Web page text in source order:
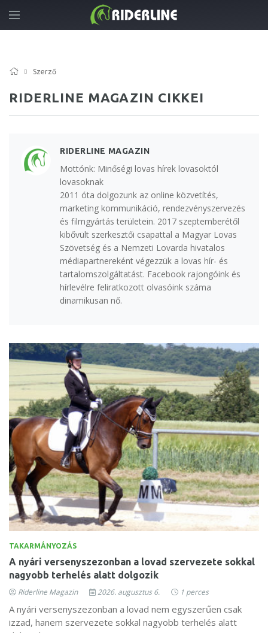
Szerző
RIDERLINE MAGAZIN CIKKEI
RIDERLINE MAGAZIN
Mottónk: Minőségi lovas hírek lovasoktól
lovasoknak
2011 óta dolgozunk az online közvetítés,
marketing kommunikáció, rendezvényszervezés
és filmgyártás területein. 2017 szeptemberétől
kibővült szerkesztői csapattal a Magyar Lovas
Szövetség és a Nemzeti Lovarda hivatalos
médiapartnereként végezzük a lovas hír- és
tartalomszolgáltatást. Facebook rajongóink és
hírlevélre feliratkozott olvasóink száma
dinamikusan nő.
TAKARMÁNYOZÁS
A nyári versenyszezonban a lovad szervezete sokkal
nagyobb terhelés alatt dolgozik
Riderline Magazin 2026. augusztus 6. 1 perces
A nyári versenyszezonban a lovad nem egyszerűen csak
izzad, hanem szervezete sokkal nagyobb terhelés alatt